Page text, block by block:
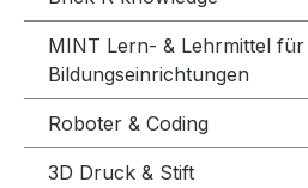
MINT Lern- & Lehrmittel für
Bildungseinrichtungen
Roboter & Coding
3D Druck & Stift